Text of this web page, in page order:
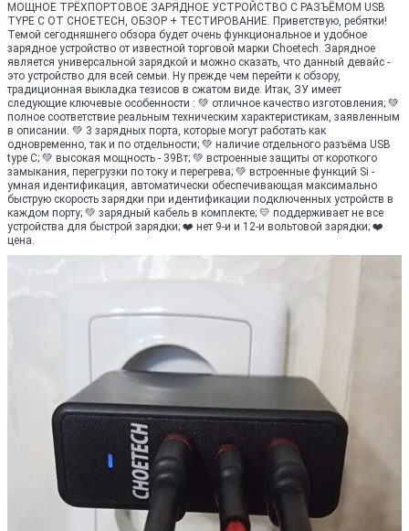
МОЩНОЕ ТРЁХПОРТОВОЕ ЗАРЯДНОЕ УСТРОЙСТВО С РАЗЪЁМОМ USB
TYPE C ОТ CHOETECH, ОБЗОР + ТЕСТИРОВАНИЕ. Приветствую, ребятки!
Темой сегодняшнего обзора будет очень функциональное и удобное
зарядное устройство от известной торговой марки Choetech. Зарядное
является универсальной зарядкой и можно сказать, что данный девайс -
это устройство для всей семьи. Ну прежде чем перейти к обзору,
традиционная выкладка тезисов в сжатом виде. Итак, ЗУ имеет
следующие ключевые особенности : 💚 отличное качество изготовления; 💚
полное соответствие реальным техническим характеристикам, заявленным
в описании. 💚 3 зарядных порта, которые могут работать как
одновременно, так и по отдельности; 💚 наличие отдельного разъёма USB
type C; 💚 высокая мощность - 39Вт; 💚 встроенные защиты от короткого
замыкания, перегрузки по току и перегрева; 💚 встроенные функций Si -
умная идентификация, автоматически обеспечивающая максимально
быструю скорость зарядки при идентификации подключенных устройств в
каждом порту; 💚 зарядный кабель в комплекте; 💛 поддерживает не все
устройства для быстрой зарядки; ❤️ нет 9-и и 12-и вольтовой зарядки; ❤️
цена.